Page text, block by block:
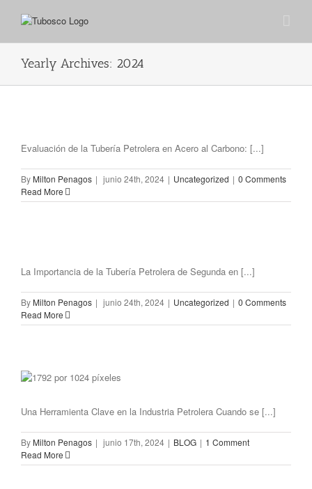
Yearly Archives: 2024
Evaluación de la Tubería Petrolera en Acero al Carbono: [...]
By Milton Penagos | junio 24th, 2024 | Uncategorized | 0 Comments
Read More
La Importancia de la Tubería Petrolera de Segunda en [...]
By Milton Penagos | junio 24th, 2024 | Uncategorized | 0 Comments
Read More
Una Herramienta Clave en la Industria Petrolera Cuando se [...]
By Milton Penagos | junio 17th, 2024 | BLOG | 1 Comment
Read More